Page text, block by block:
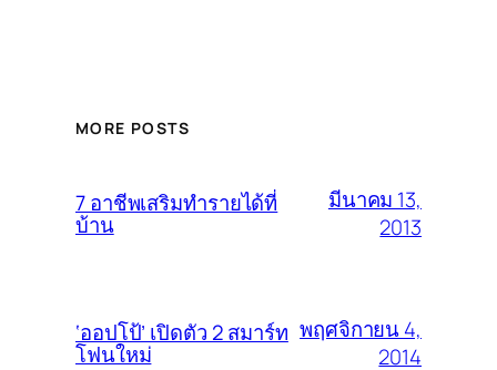
MORE POSTS
7 อาชีพเสริมทำรายได้ที่
บ้าน
มีนาคม 13,
2013
‘ออปโป้’ เปิดตัว 2 สมาร์ท
โฟนใหม่
พฤศจิกายน 4,
2014